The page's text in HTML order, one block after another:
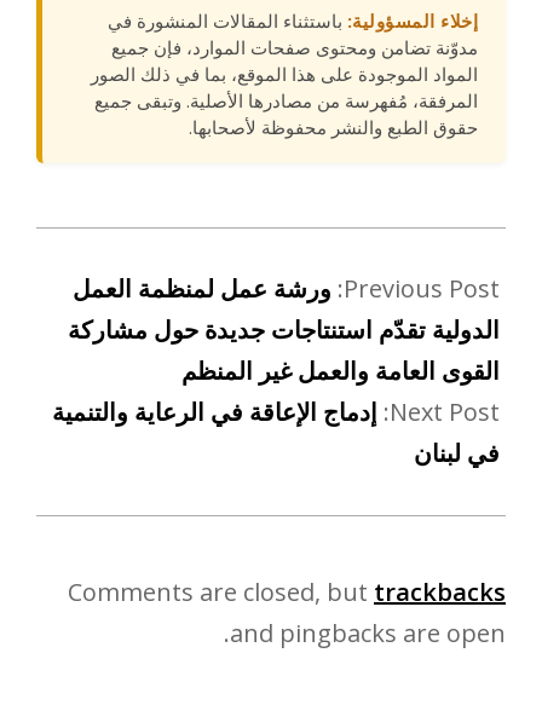
إخلاء المسؤولية: باستثناء المقالات المنشورة في
مدوّنة تضامن ومحتوى صفحات الموارد، فإن جميع
المواد الموجودة على هذا الموقع، بما في ذلك الصور
المرفقة، مُفهرسة من مصادرها الأصلية. وتبقى جميع
حقوق الطبع والنشر محفوظة لأصحابها.
Previous Post: ورشة عمل لمنظمة العمل
الدولية تقدّم استنتاجات جديدة حول مشاركة
القوى العامة والعمل غير المنظم
Next Post: إدماج الإعاقة في الرعاية والتنمية
في لبنان
Comments are closed, but trackbacks
and pingbacks are open.